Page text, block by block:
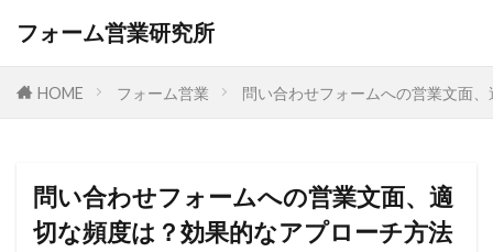
フォーム営業研究所
HOME フォーム営業 問い合わせフォームへの営業文面
問い合わせフォームへの営業文面、適
切な頻度は？効果的なアプローチ方法